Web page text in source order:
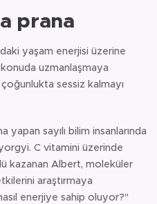
prana
yaşam enerjisi üzerine
uzmanlaşmaya
sessiz kalmayı
yapan sayılı bilim insanlarında
C vitamini üzerinde
kazanan Albert, moleküler
araştırmaya
enerjiye sahip oluyor?"